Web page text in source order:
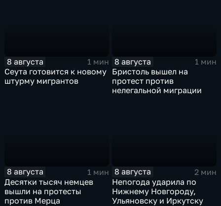
8 августа
1 мин
Сеута готовится к новому
штурму мигрантов
8 августа
1 мин
Бристоль вышел на
протест против
нелегальной миграции
8 августа
1 мин
Десятки тысяч немцев
вышли на протесты
против Мерца
8 августа
2 мин
Непогода ударила по
Нижнему Новгороду,
Ульяновску и Иркутску